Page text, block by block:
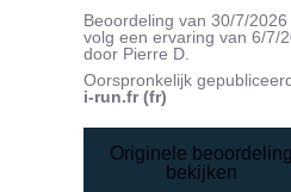
Beoordeling van30/7/2026
volg een ervaring van6/7/
door Pierre D.
Oorspronkelijk
i-run.fr (fr)
Originele
bekijken